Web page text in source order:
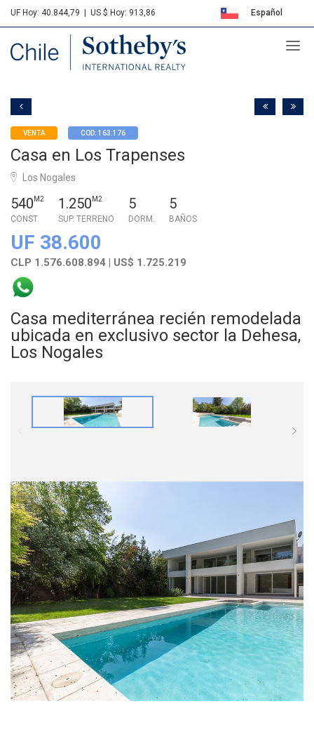
UF Hoy: 40.844,79 US $ Hoy: 913,86 Español
Sotheby's
VENTA COD: 163.176
Casa en Los Trapenses
Los Nogales
540 M2
CONST.
1.250 M2
SUP. TERRENO
5
DORM.
5
BAÑOS
UF 38.600
CLP 1.576.608.894 | US$ 1.725.219
Casa mediterránea recién remodelada
ubicada en exclusivo sector la Dehesa,
Los Nogales